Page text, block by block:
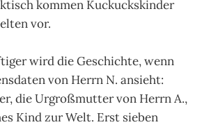
kommen Kuckuckskinder
vor.
wird die Geschichte, wenn
von Herrn N. ansieht:
die Urgroßmutter von Herrn A.,
Kind zur Welt. Erst sieben